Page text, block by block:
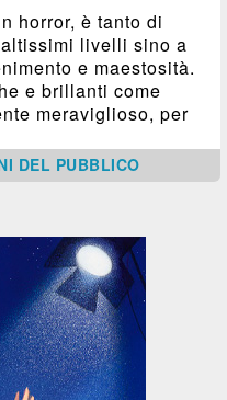
horror, è tanto di
livelli sino a
e maestosità.
e brillanti come
meraviglioso, per
DEL PUBBLICO